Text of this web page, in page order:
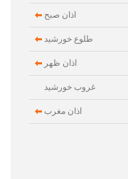
اذان صبح
طلوع خورشید
اذان ظهر
غروب خورشید
اذان مغرب